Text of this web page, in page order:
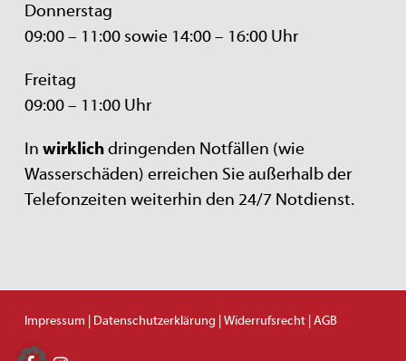
Donnerstag
09:00 – 11:00 sowie 14:00 – 16:00 Uhr
Freitag
09:00 – 11:00 Uhr
In wirklichdringenden Notfällen (wie
Wasserschäden) erreichen Sie außerhalb der
Telefonzeiten weiterhin den 24/7 Notdienst.
Impressum | Datenschutzerklärung | Widerrufsrecht| AGB